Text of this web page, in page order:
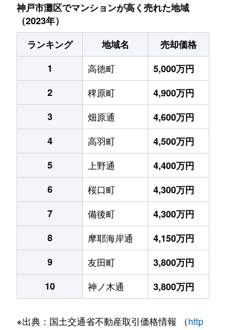
神戸市灘区でマンションが高く売れた地域
（2023年）
ランキング
地域名
売却価格
1
高徳町
5,000万円
2
稗原町
4,900万円
3
畑原通
4,600万円
4
高羽町
4,500万円
5
上野通
4,400万円
6
桜口町
4,300万円
7
備後町
4,300万円
8
摩耶海岸通
4,150万円
9
友田町
3,800万円
10
神ノ木通 3,800万円
※出典：国土交通省不動産取引価格情報 （http